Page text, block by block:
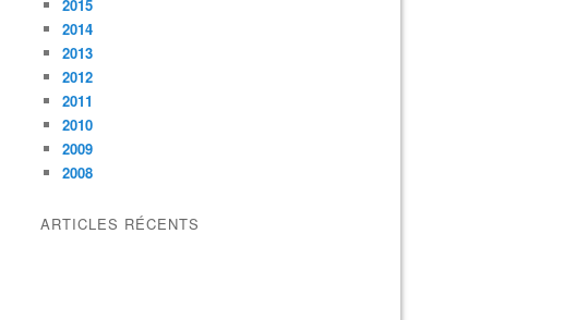
2015
2014
2013
2012
2011
2010
2009
2008
ARTICLES RÉCENTS